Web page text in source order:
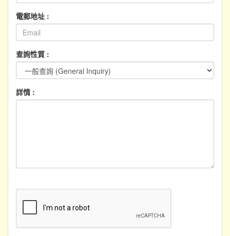
電郵地址 :
查詢性質 :
詳情 :